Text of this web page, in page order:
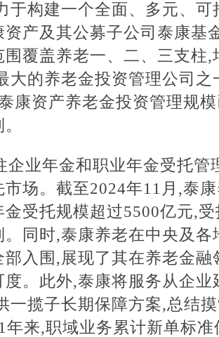
于构建一个全面、多元、可
资产及其公募子公司泰康基
围覆盖养老一、二、三支柱,
大的养老金投资管理公司之
康资产养老金投资管理规
企业年金和职业年金受托管
市场。截至2024年11月,泰
金受托规模超过5500亿元,
。同时,泰康养老在中央及各
部入围,展现了其在养老金融
度。此外,泰康将服务从企业
一揽子长期保障方案,总结
年来,职域业务累计新单标